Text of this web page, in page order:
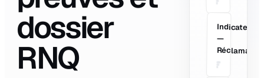
dossier
RNQ
Indicateur
—